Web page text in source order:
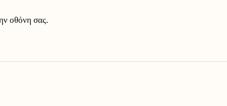
οθόνη σας.